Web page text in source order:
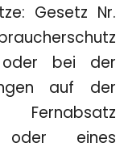
Gesetz Nr.
bei der
auf der
oder eines